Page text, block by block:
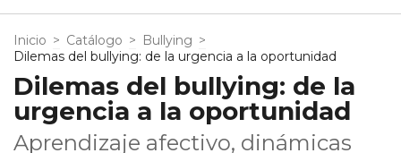
Inicio > Catálogo > Bullying >
Dilemas del bullying: de la urgencia a la oportunidad
Dilemas del bullying: de la
urgencia a la oportunidad
Aprendizaje afectivo, dinámicas